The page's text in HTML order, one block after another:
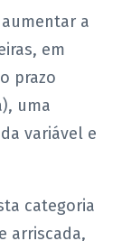
a
em
prazo
uma
variável e
categoria
arriscada,